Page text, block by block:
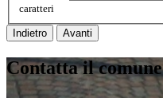
caratteri
Indietro Avanti
Contatta il comune